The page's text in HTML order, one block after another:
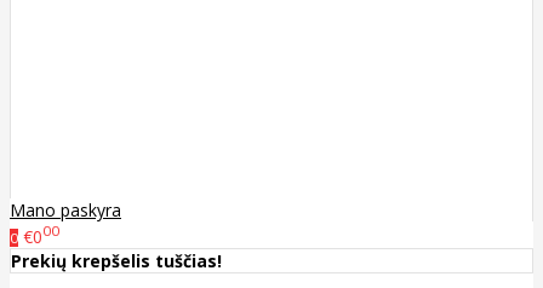
Mano paskyra
0 €000
Prekių krepšelis tuščias!